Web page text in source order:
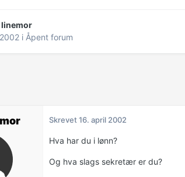
linemor
i Åpent forum
Skrevet16. april 2002
Hva har du i lønn?
Og hva slags sekretær er du?